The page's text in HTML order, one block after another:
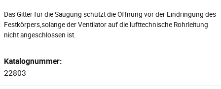
Das Gitter für die Saugung schützt die Öffnung vor der Eindringung des
Festkörpers,solange der Ventilator auf die lufttechnische Rohrleitung
nicht angeschlossen ist.
Katalognummer:
22803